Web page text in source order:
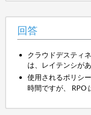
回答
クラウドデスティ
は、レイテンシが
使用されるポリシ
時間ですが、 RPO